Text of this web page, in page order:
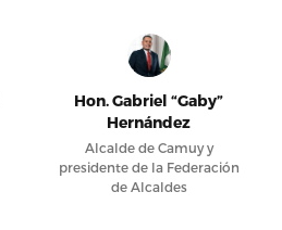
Hon. Gabriel “Gaby”
Hernández
Alcalde de Camuy y
presidente de la Federación
de Alcaldes